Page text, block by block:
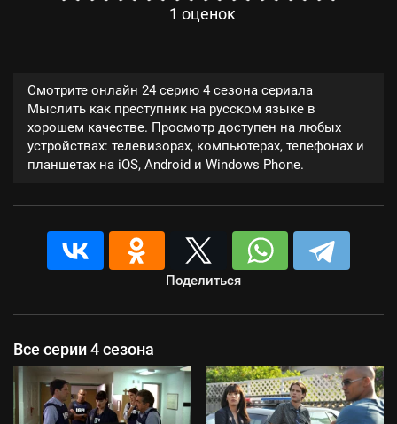
1 оценок
Смотрите онлайн 24 серию 4 сезона сериала
Мыслить как преступник на русском языке в
хорошем качестве. Просмотр доступен на любых
устройствах: телевизорах, компьютерах, телефонах и
планшетах на iOS, Android и Windows Phone.
Поделиться
Все серии 4 сезона